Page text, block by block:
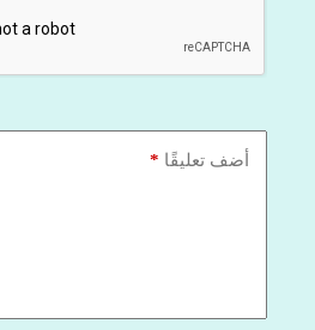
أضف تعليقًا *